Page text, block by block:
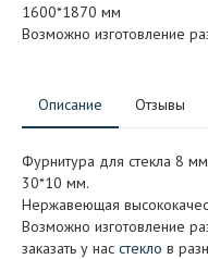
1600*1870 мм
Возможно изготовление
Описание Отзывы
Фурнитура для стекла 8
30*10 мм.
Нержавеющая
Возможно изготовление
заказать у нас стекло в